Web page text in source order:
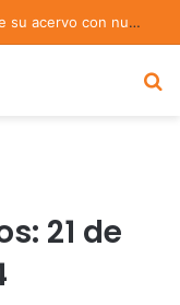
Académica UDLAP asesora un proyecto que creará dispositivo capaz de clasificar episodios ansioso-depresivos
21 de